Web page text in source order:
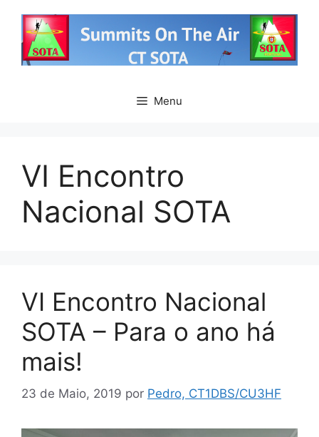
conteúdo
Menu
VI Encontro
Nacional SOTA
VI Encontro Nacional
SOTA – Para o ano há
mais!
23 de Maio, 2019 por Pedro, CT1DBS/CU3HF